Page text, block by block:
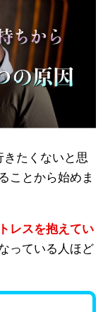
きたくないと思
ことから始めま
レスを抱えてい
っている人ほど